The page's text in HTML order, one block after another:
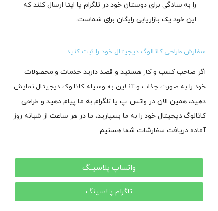
را به سادگی برای دوستان خود در تلگرام یا ایتا ارسال کنند که
این خود یک بازاریابی رایگان برای شماست.
سفارش طراحی کاتالوگ دیجیتال خود را ثبت کنید
اگر صاحب کسب و کار هستید و قصد دارید خدمات و محصولات
خود را به صورت جذاب و آنلاین به وسیله کاتالوک دیجیتال نمایش
دهید، همین الان در واتس اپ یا تلگرام به ما پیام دهید و طراحی
کاتالوگ دیجیتال خود را به ما بسپارید، ما در هر ساعت از شبانه روز
آماده دریافت سفارشات شما هستیم.
واتساپ پلاسینگ
تلگرام پلاسینگ